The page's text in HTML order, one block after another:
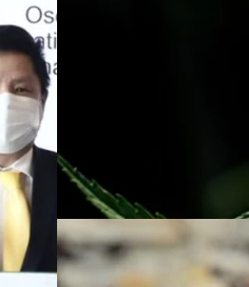
ชายนิวซีแลนด์ถูกตัดสินจ
กัญชาในหลาย ๆ ประเทศถึงจะแม้
นิวซีแลนด์ถูกตัดสินจำคุกเนื่องจาก
ข่าว New Zealand Herald รายงา
แต่ก็มีการเปิดเผยว่าวิลสัน แอนดรู
แผนปัจจุบันใช้ไม่ได้ผลกับเขา
ทีมคอนเทนต์ BT
Read More
13/06/2022
‘กรมอนามัย’ ออกประกา